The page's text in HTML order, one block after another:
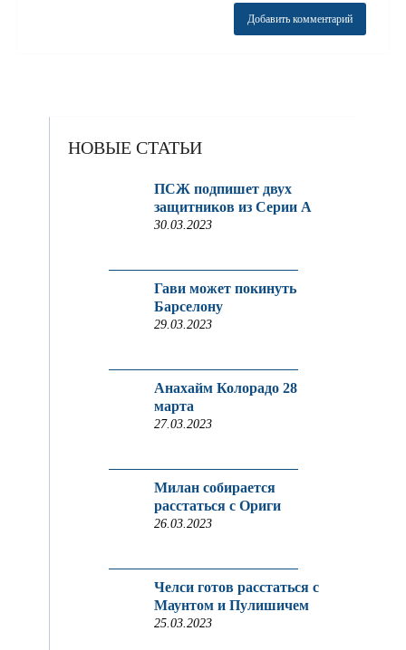
НОВЫЕ СТАТЬИ
ПСЖ подпишет двух
защитников из Серии A
30.03.2023
Гави может покинуть
Барселону
29.03.2023
Анахайм Колорадо 28
марта
27.03.2023
Милан собирается
расстаться с Ориги
26.03.2023
Челси готов расстаться с
Маунтом и Пулишичем
25.03.2023